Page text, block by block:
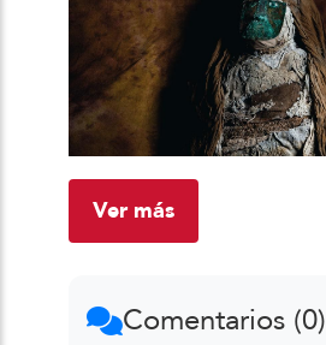
Ver más
Comentarios (0)